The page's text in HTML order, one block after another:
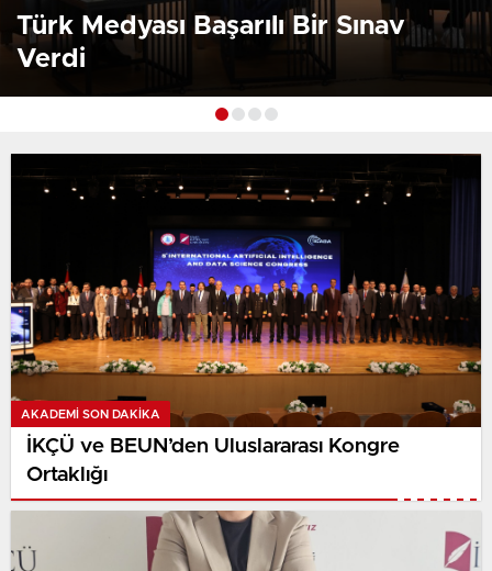
Türk Medyası Başarılı Bir Sınav
Verdi
AKADEMI SON DAKİKA
İKÇÜ ve BEUN’den Uluslararası Kongre
Ortaklığı